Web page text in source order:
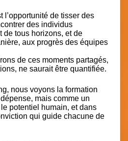
l’opportunité de tisser des
des individus
de tous horizons, et de
aux progrès des équipes
de ces moments partagés,
ne saurait être quantifiée.
nous voyons la formation
mais comme un
potentiel humain, et dans
qui guide chacune de